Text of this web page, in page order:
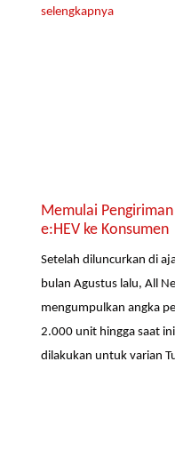
selengkapnya
Memulai
e:HEV ke Konsumen
Setelah diluncurkan di
bulan Agustus lalu, All
mengumpulkan angka
2.000 unit hingga saat
dilakukan untuk varian